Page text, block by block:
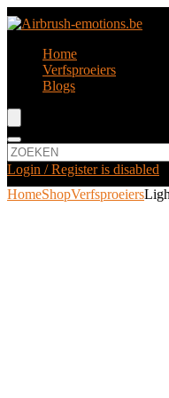
Home
Verfsproeiers
Blogs
Login / Register is disabled
HomeShopVerfsproeiers